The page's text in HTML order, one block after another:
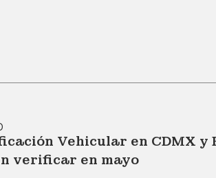
Vehicular en CDMX y
verificar en mayo